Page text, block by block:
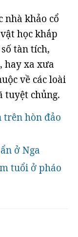
nhà khảo cổ
học khắp
tàn tích,
hay xa xưa
về các loài
tuyệt chủng.
trên hòn đảo
ở Nga
tuổi ở pháo